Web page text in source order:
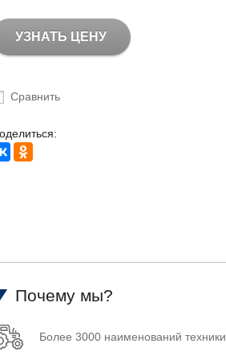
УЗНАТЬ ЦЕНУ
Сравнить
Почему мы?
Более 3000 наименований техники